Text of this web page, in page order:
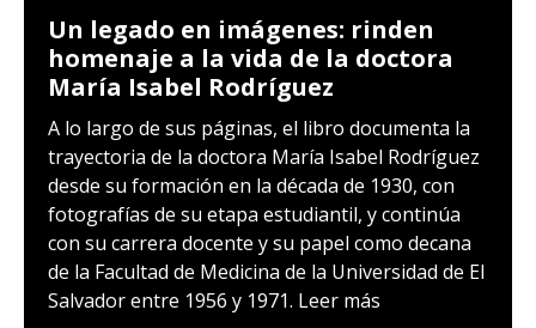
Un legado en imágenes: rinden
homenaje a la vida de la doctora
María Isabel Rodríguez
A lo largo de sus páginas, el libro documenta la
trayectoria de la doctora María Isabel Rodríguez
desde su formación en la década de 1930, con
fotografías de su etapa estudiantil, y continúa
con su carrera docente y su papel como decana
de la Facultad de Medicina de la Universidad de El
Salvador entre 1956 y 1971. Leer más